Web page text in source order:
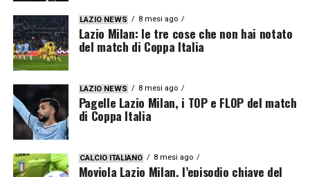
LAZIO NEWS 8 mesi ago
Lazio Milan: le tre cose che non hai notato
del match di Coppa Italia
LAZIO NEWS 8 mesi ago
Pagelle Lazio Milan, i TOP e FLOP del match
di Coppa Italia
CALCIO ITALIANO 8 mesi ago
Moviola Lazio Milan, l’episodio chiave del